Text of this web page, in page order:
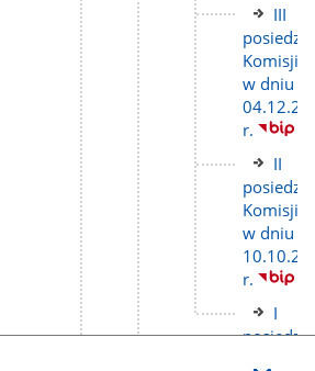
Link
do
III
Komisji
w dniu
r.
Link
do
II
Komisji
w dniu
r.
Link
do
I